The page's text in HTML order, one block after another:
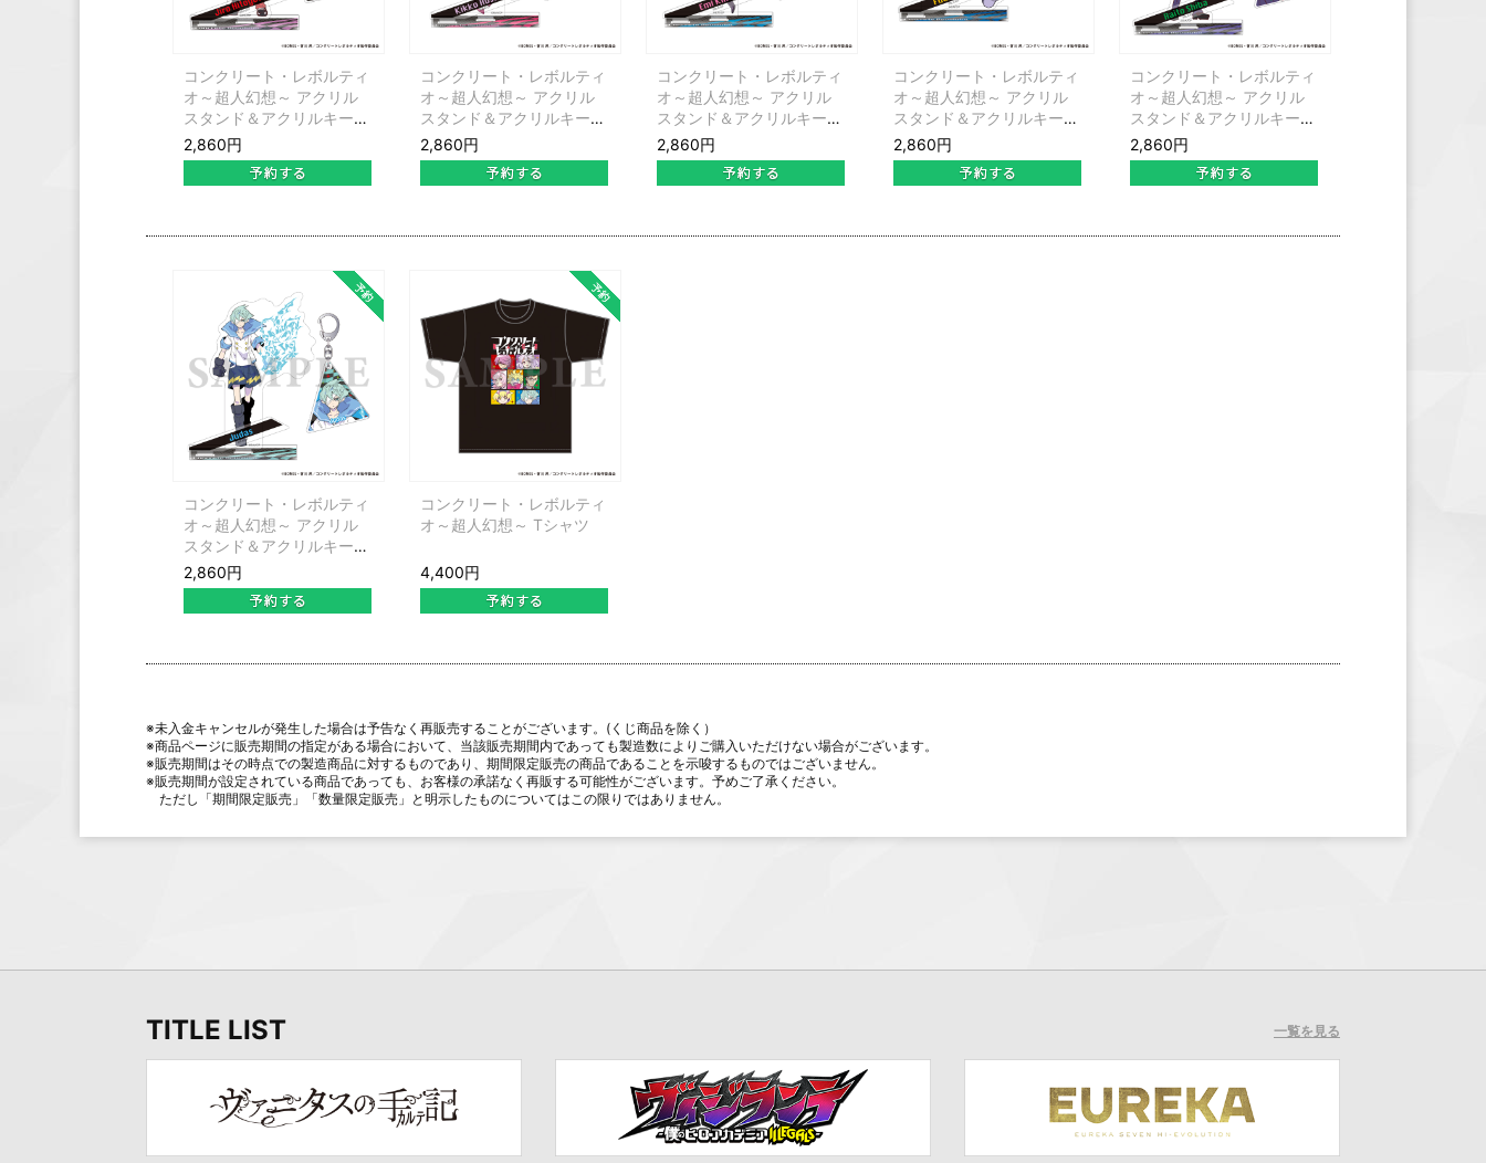
コンクリート・レボルティ
オ～超人幻想～ アクリル
スタンド＆アクリルキーホ
ルダーセット 人吉爾朗
2,860円
コンクリート・レボルティ
オ～超人幻想～ アクリル
スタンド＆アクリルキーホ
ルダーセット 星野輝子
2,860円
コンクリート・レボルティ
オ～超人幻想～ アクリル
スタンド＆アクリルキーホ
ルダーセット 鬼野笑美
2,860円
コンクリート・レボルティ
オ～超人幻想～ アクリル
スタンド＆アクリルキーホ
ルダーセット 風郎太
2,860円
コンクリート・レボルティ
オ～超人幻想～ アクリル
スタンド＆アクリルキーホ
ルダーセット 柴 来人
2,860円
コンクリート・レボルティ
オ～超人幻想～ アクリル
スタンド＆アクリルキーホ
ルダーセット ジュダス
2,860円
コンクリート・レボルティ
オ～超人幻想～ Tシャツ
4,400円
※未入金キャンセルが発生した場合は予告なく再販売することがございます。(くじ商品を除く）
※商品ページに販売期間の指定がある場合において、当該販売期間内であっても製造数によりご購入いただけない場合がございます。
※販売期間はその時点での製造商品に対するものであり、期間限定販売の商品であることを示唆するものではございません。
※販売期間が設定されている商品であっても、お客様の承諾なく再販する可能性がございます。予めご了承ください。
ただし「期間限定販売」「数量限定販売」と明示したものについてはこの限りではありません。
TITLE LIST 一覧を見る